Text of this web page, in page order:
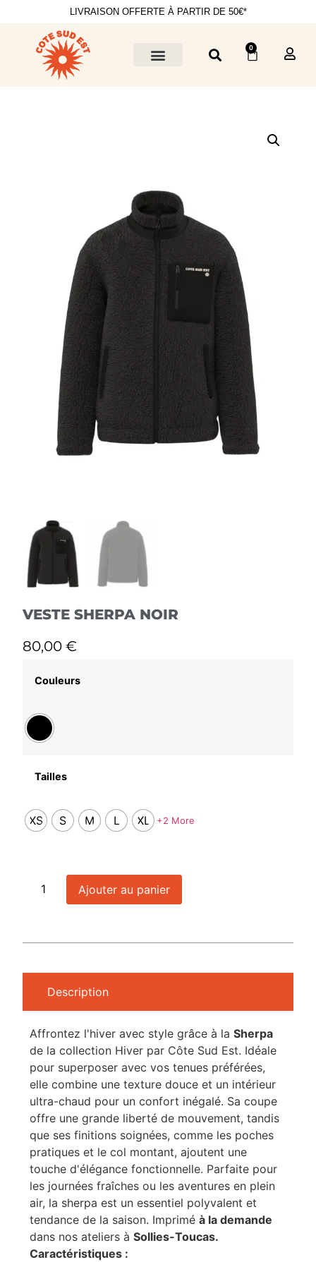
LIVRAISON OFFERTE À PARTIR DE 50€*
0
VESTE SHERPA NOIR
80,00 €
Couleurs
Tailles
XS S M L XL +2 More
Ajouter au panier
Description
Affrontez l'hiver avec style grâce à la Sherpa
de la collection Hiver par Côte Sud Est. Idéale
pour superposer avec vos tenues préférées,
elle combine une texture douce et un intérieur
ultra-chaud pour un confort inégalé. Sa coupe
offre une grande liberté de mouvement, tandis
que ses finitions soignées, comme les poches
pratiques et le col montant, ajoutent une
touche d'élégance fonctionnelle. Parfaite pour
les journées fraîches ou les aventures en plein
air, la sherpa est un essentiel polyvalent et
tendance de la saison. Imprimé à la demande
dans nos ateliers à Sollies-Toucas.
Caractéristiques :